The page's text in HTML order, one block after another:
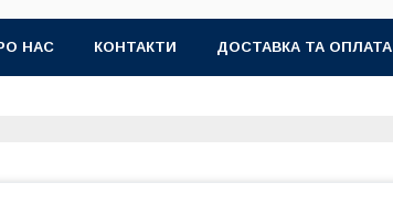
НАС КОНТАКТИ ДОСТАВКА ТА ОПЛАТА